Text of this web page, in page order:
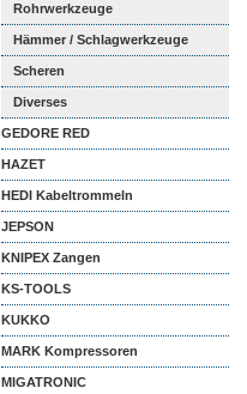
Rohrwerkzeuge
Hämmer / Schlagwerkzeuge
Scheren
Diverses
GEDORE RED
HAZET
HEDI Kabeltrommeln
JEPSON
KNIPEX Zangen
KS-TOOLS
KUKKO
MARK Kompressoren
MIGATRONIC